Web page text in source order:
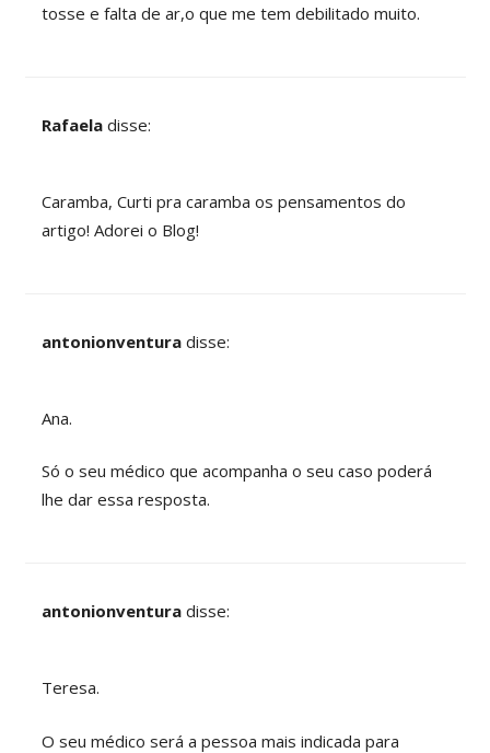
tosse e falta de ar,o que me tem debilitado muito.
Rafaela disse:
Caramba, Curti pra caramba os pensamentos do
artigo! Adorei o Blog!
antonionventura disse:
Ana.
Só o seu médico que acompanha o seu caso poderá
lhe dar essa resposta.
antonionventura disse:
Teresa.
O seu médico será a pessoa mais indicada para